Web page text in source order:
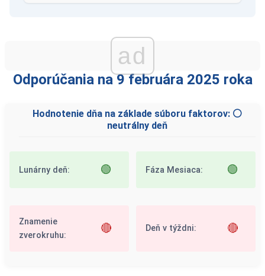
ad
Odporúčania na 9 februára 2025 roka
Hodnotenie dňa na základe súboru faktorov: ⚪
neutrálny deň
Lunárny deň: 🟢 Fáza Mesiaca: 🟢
Znamenie
zverokruhu:
🔴 Deň v týždni: 🔴